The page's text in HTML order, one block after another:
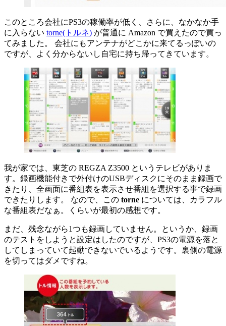
このところ会社にPS3の稼働率が低く、さらに、なかなか手
に入らない torne(トルネ) が普通に Amazon で買えたので買っ
てみました。 会社にもアンテナがどこかに来てるっぽいの
ですが、よく分からないし自宅に持ち帰ってきています。
我が家では、東芝の REGZA Z3500 というテレビがありま
す。録画機能付きで外付けのUSBディスクにそのまま録画で
きたり、全画面に番組表を表示させ番組を選択する事で録画
できたりします。 なので、この torne については、カラフル
な番組表だなぁ。くらいが最初の感想です。
まだ、残念ながら1つも録画していません。というか、録画
のテストをしようと設定はしたのですが、PS3の電源を落と
してしまっていて起動できないでいるようです。裏側の電源
を切ってはダメですね。